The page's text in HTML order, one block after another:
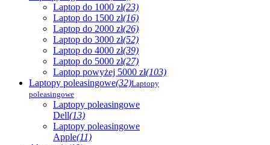
Laptop do 1000 zł(23)
Laptop do 1500 zł(16)
Laptop do 2000 zł(26)
Laptop do 3000 zł(52)
Laptop do 4000 zł(39)
Laptop do 5000 zł(27)
Laptop powyżej 5000 zł(103)
Laptopy poleasingowe(32)Laptopy
poleasingowe
Laptopy poleasingowe
Dell(13)
Laptopy poleasingowe
Apple(11)